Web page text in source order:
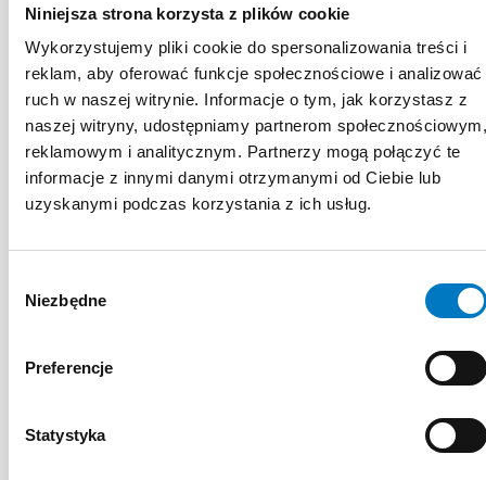
Niniejsza strona korzysta z plików cookie
Wykorzystujemy pliki cookie do spersonalizowania treści i
reklam, aby oferować funkcje społecznościowe i analizować
ruch w naszej witrynie. Informacje o tym, jak korzystasz z
naszej witryny, udostępniamy partnerom społecznościowym,
reklamowym i analitycznym. Partnerzy mogą połączyć te
informacje z innymi danymi otrzymanymi od Ciebie lub
uzyskanymi podczas korzystania z ich usług.
zgody
Niezbędne
Preferencje
Statystyka
EKSPERTA
Choroby wewnętrzne